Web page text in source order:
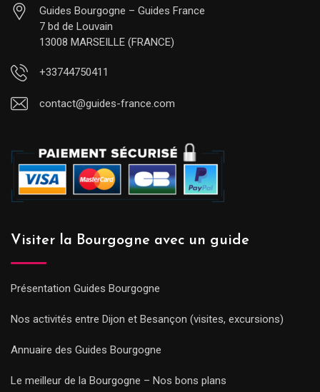
Guides Bourgogne – Guides France
7 bd de Louvain
13008 MARSEILLE (FRANCE)
+33744750411
contact@guides-france.com
Visiter la Bourgogne avec un guide
Présentation Guides Bourgogne
Nos activités entre Dijon et Besançon (visites, excursions)
Annuaire des Guides Bourgogne
Le meilleur de la Bourgogne – Nos bons plans